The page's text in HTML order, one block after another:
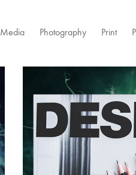
Media Photography Print